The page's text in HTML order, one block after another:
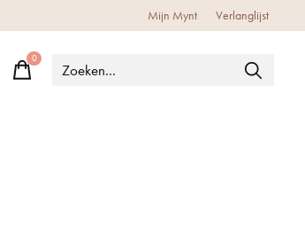
Mijn Mynt Verlanglijst
0items